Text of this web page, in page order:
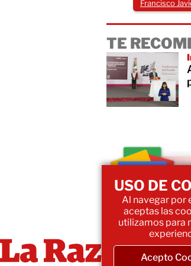
Francisco
TE
USO DE
Al navegar por
aceptas las
utilizamos para
Acepto